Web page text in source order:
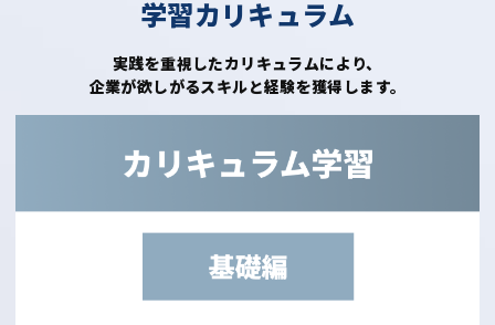
学習カリキュラム
実践を重視したカリキュラムにより、
企業が欲しがるスキルと経験を獲得します。